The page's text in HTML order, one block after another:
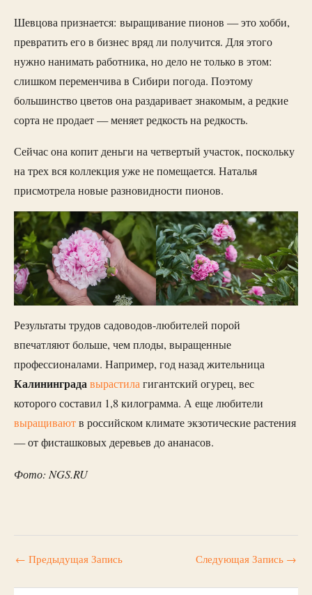
Шевцова признается: выращивание пионов — это хобби,
превратить его в бизнес вряд ли получится. Для этого
нужно нанимать работника, но дело не только в этом:
слишком переменчива в Сибири погода. Поэтому
большинство цветов она раздаривает знакомым, а редкие
сорта не продает — меняет редкость на редкость.
Сейчас она копит деньги на четвертый участок, поскольку
на трех вся коллекция уже не помещается. Наталья
присмотрела новые разновидности пионов.
Результаты трудов садоводов-любителей порой
впечатляют больше, чем плоды, выращенные
профессионалами. Например, год назад жительница
Калининградавырастилагигантский огурец, вес
которого составил 1,8 килограмма. А еще любители
выращиваютв российском климате экзотические растения
— от фисташковых деревьев до ананасов.
Фото: NGS.RU
← Предыдущая Запись Следующая Запись →